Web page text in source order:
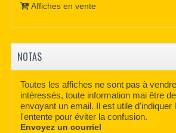
Affiches en vente
NOTAS
Toutes les affiches ne sont pas à
intéressés, toute information mai être
envoyant un email. Il est utile d'indiquer
l'entente pour éviter la confusion.
Envoyez un courriel